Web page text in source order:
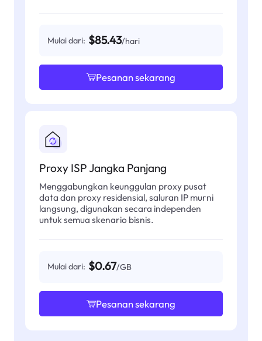
Mulai dari: $85.43/hari
Pesanan sekarang
Proxy ISP Jangka Panjang
Menggabungkan keunggulan proxy pusat
data dan proxy residensial, saluran IP murni
langsung, digunakan secara independen
untuk semua skenario bisnis.
Mulai dari: $0.67/GB
Pesanan sekarang